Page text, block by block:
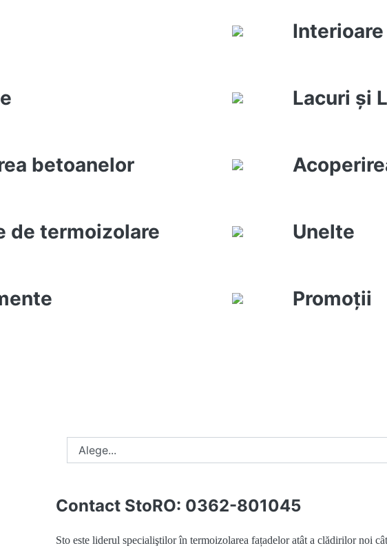
Interioare
Lacuri şi
betoanelor
de termoizolare Unelte
Promoţii
Contact StoRO: 0362-801045
Sto este liderul specialiştilor în termoizolarea fațadelor atât a clădirilor noi